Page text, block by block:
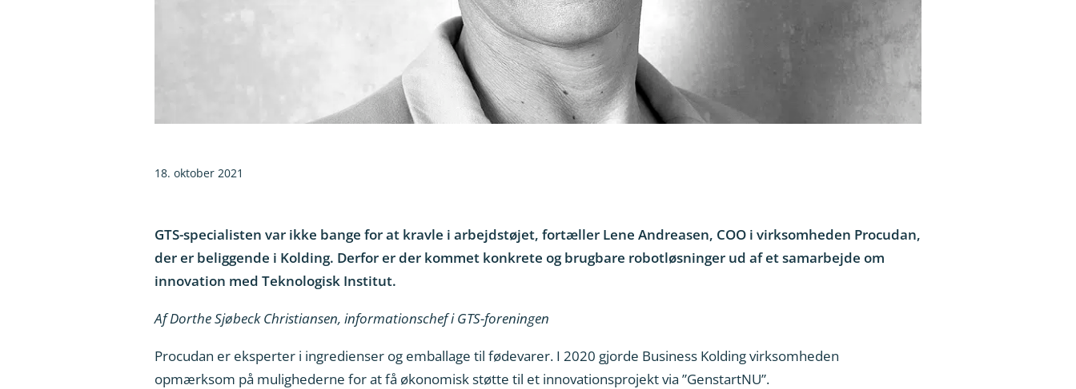
18. oktober 2021
GTS-specialisten var ikke bange for at kravle i arbejdstøjet, fortæller Lene Andreasen, COO i virksomheden Procudan,
der er beliggende i Kolding. Derfor er der kommet konkrete og brugbare robotløsninger ud af et samarbejde om
innovation med Teknologisk Institut.
Af Dorthe Sjøbeck Christiansen, informationschef i GTS-foreningen
Procudan er eksperter i ingredienser og emballage til fødevarer. I 2020 gjorde Business Kolding virksomheden
opmærksom på mulighederne for at få økonomisk støtte til et innovationsprojekt via ”GenstartNU”.